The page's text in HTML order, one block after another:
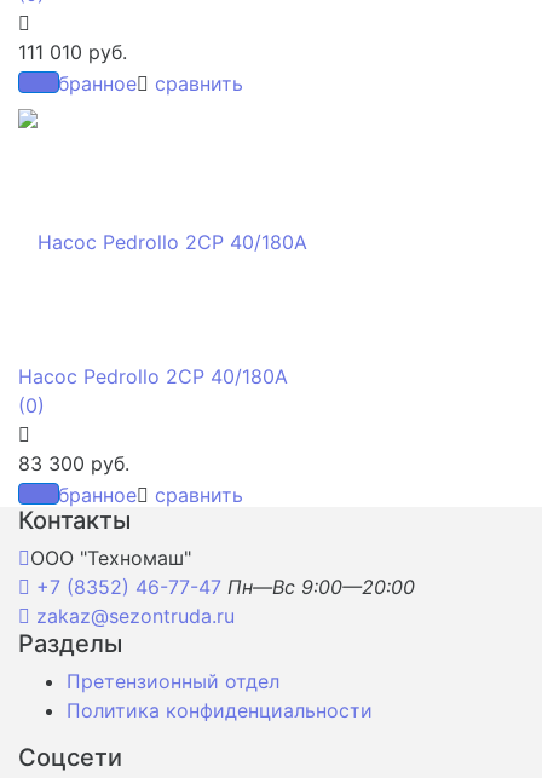
избранное сравнить
111 010 руб.
избранное сравнить
Насос Pedrollo 2CP 40/180A
(0)
83 300 руб.
Контакты
ООО "Техномаш"
+7 (8352) 46-77-47 Пн—Вс 9:00—20:00
zakaz@sezontruda.ru
Разделы
Претензионный отдел
Политика конфиденциальности
Соцсети